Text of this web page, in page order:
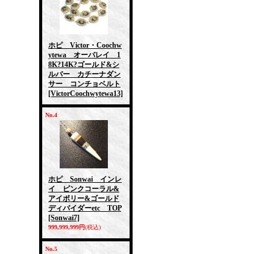
ホピ Victor・Coochw
ytewa オーバレイ 1
8K?14K?ゴールド&シ
ルバー カチーナダン
サー コンチョベルト
[VictorCoochwytewa13]
No.4
ホピ Sonwai インレ
イ ピンクコーラル&
アイボリー&ゴールド
ディバイダーetc TOP
[Sonwai7]
999,999,999円(税込)
No.5